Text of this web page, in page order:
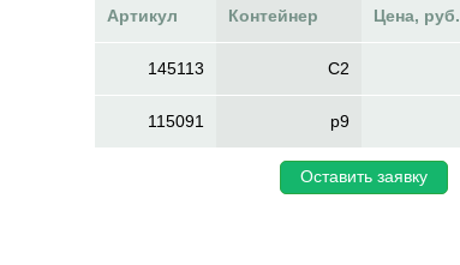
Артикул Контейнер Цена, руб.
145113 C2
115091 p9
Оставить заявку